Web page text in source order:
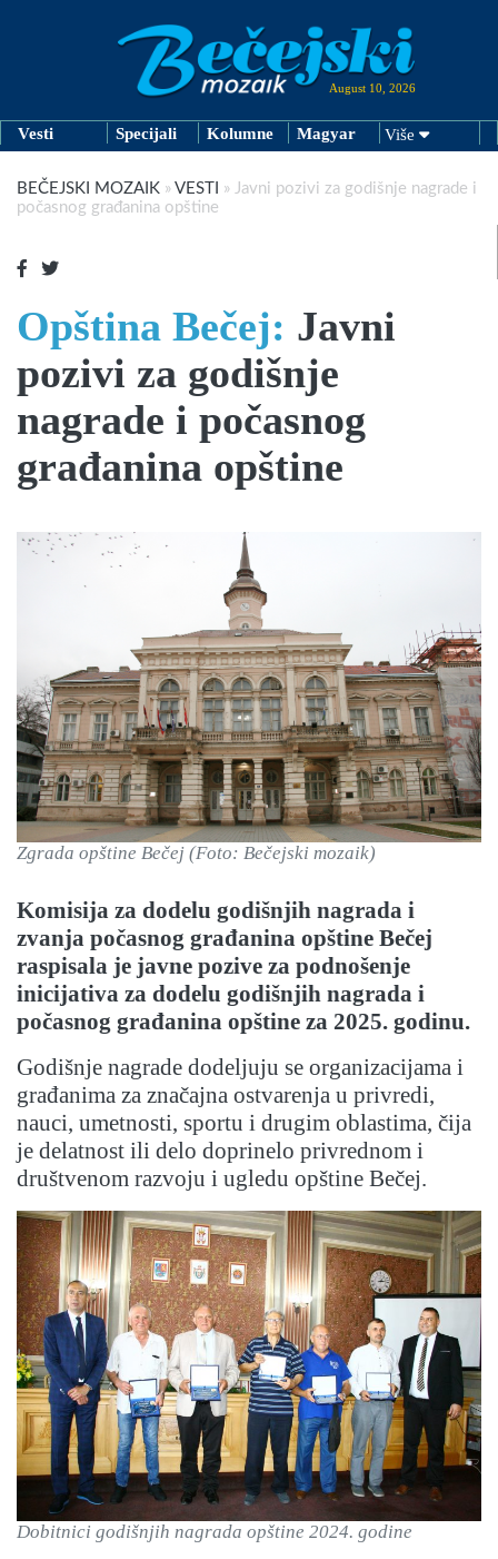
August 10, 2026
Vesti Specijali Kolumne Magyar Više
BEČEJSKI MOZAIK » VESTI » Javni pozivi za godišnje nagrade i
počasnog građanina opštine
Opština Bečej: Javni
pozivi za godišnje
nagrade i počasnog
građanina opštine
Zgrada opštine Bečej (Foto: Bečejski mozaik)
Komisija za dodelu godišnjih nagrada i
zvanja počasnog građanina opštine Bečej
raspisala je javne pozive za podnošenje
inicijativa za dodelu godišnjih nagrada i
počasnog građanina opštine za 2025. godinu.
Godišnje nagrade dodeljuju se organizacijama i
građanima za značajna ostvarenja u privredi,
nauci, umetnosti, sportu i drugim oblastima, čija
je delatnost ili delo doprinelo privrednom i
društvenom razvoju i ugledu opštine Bečej.
Dobitnici godišnjih nagrada opštine 2024. godine